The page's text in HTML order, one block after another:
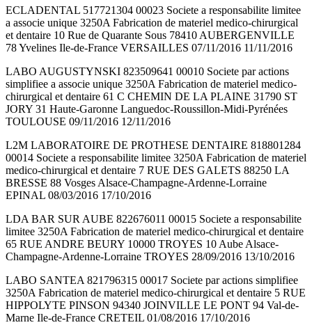
ECLADENTAL 517721304 00023 Societe a responsabilite limitee
a associe unique 3250A Fabrication de materiel medico-chirurgical
et dentaire 10 Rue de Quarante Sous 78410 AUBERGENVILLE
78 Yvelines Ile-de-France VERSAILLES 07/11/2016 11/11/2016
LABO AUGUSTYNSKI 823509641 00010 Societe par actions
simplifiee a associe unique 3250A Fabrication de materiel medico-
chirurgical et dentaire 61 C CHEMIN DE LA PLAINE 31790 ST
JORY 31 Haute-Garonne Languedoc-Roussillon-Midi-Pyrénées
TOULOUSE 09/11/2016 12/11/2016
L2M LABORATOIRE DE PROTHESE DENTAIRE 818801284
00014 Societe a responsabilite limitee 3250A Fabrication de materiel
medico-chirurgical et dentaire 7 RUE DES GALETS 88250 LA
BRESSE 88 Vosges Alsace-Champagne-Ardenne-Lorraine
EPINAL 08/03/2016 17/10/2016
LDA BAR SUR AUBE 822676011 00015 Societe a responsabilite
limitee 3250A Fabrication de materiel medico-chirurgical et dentaire
65 RUE ANDRE BEURY 10000 TROYES 10 Aube Alsace-
Champagne-Ardenne-Lorraine TROYES 28/09/2016 13/10/2016
LABO SANTEA 821796315 00017 Societe par actions simplifiee
3250A Fabrication de materiel medico-chirurgical et dentaire 5 RUE
HIPPOLYTE PINSON 94340 JOINVILLE LE PONT 94 Val-de-
Marne Ile-de-France CRETEIL 01/08/2016 17/10/2016